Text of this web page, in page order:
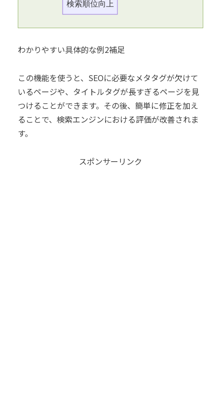
検索順位向上
わかりやすい具体的な例2補足
この機能を使うと、SEOに必要なメタタグが欠けて
いるページや、タイトルタグが長すぎるページを見
つけることができます。その後、簡単に修正を加え
ることで、検索エンジンにおける評価が改善されま
す。
スポンサーリンク